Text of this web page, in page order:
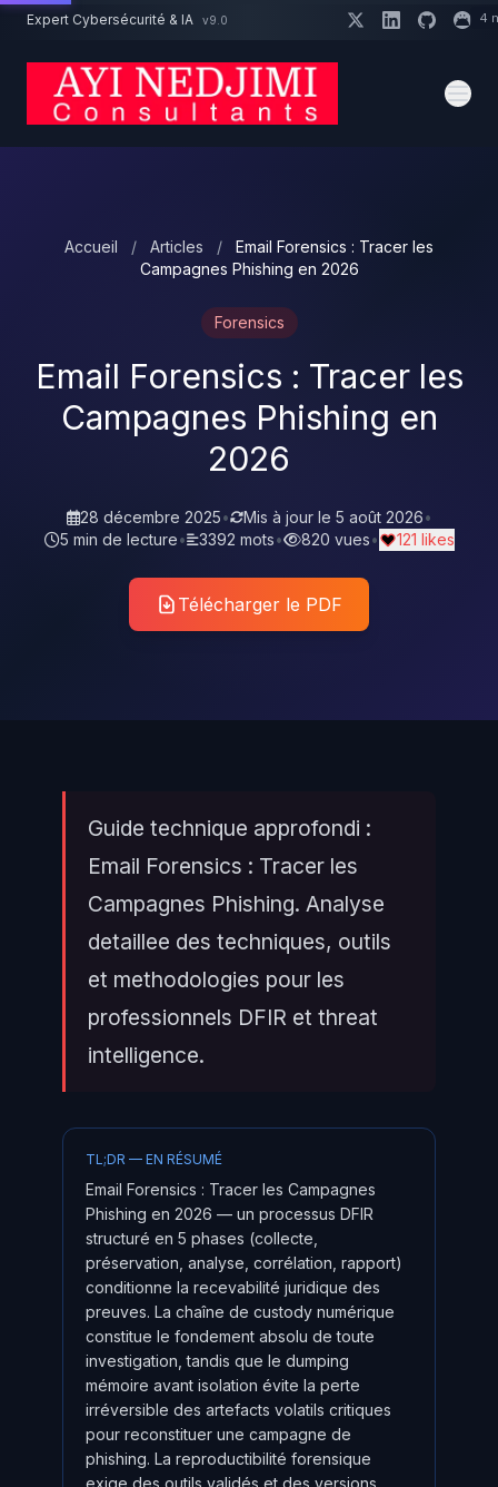
Aller au contenu principal
Expert Cybersécurité & IA v9.0
Accueil / Articles /
Email Forensics : Tracer les
Campagnes Phishing en 2026
Forensics
Email Forensics : Tracer les
Campagnes Phishing en
2026
28 décembre 2025• Mis à jour le 5 août 2026•
5 min de lecture• 3392 mots• 820 vues• 121 likes
Télécharger le PDF
Guide technique approfondi :
Email Forensics : Tracer les
Campagnes Phishing. Analyse
detaillee des techniques, outils
et methodologies pour les
professionnels DFIR et threat
intelligence.
TL;DR — EN RÉSUMÉ
Email Forensics : Tracer les Campagnes
Phishing en 2026 — un processus DFIR
structuré en 5 phases (collecte,
préservation, analyse, corrélation, rapport)
conditionne la recevabilité juridique des
preuves. La chaîne de custody numérique
constitue le fondement absolu de toute
investigation, tandis que le dumping
mémoire avant isolation évite la perte
irréversible des artefacts volatils critiques
pour reconstituer une campagne de
phishing. La reproductibilité forensique
exige des outils validés et des versions
Un projet cybersécurité ? 4